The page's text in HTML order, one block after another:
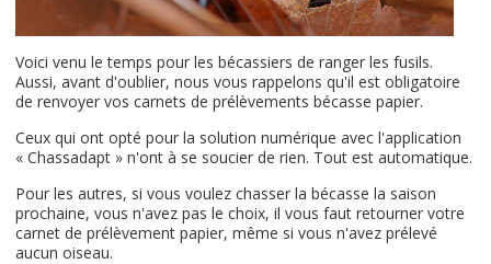
Voici venu le temps pour les bécassiers de ranger les fusils.
Aussi, avant d'oublier, nous vous rappelons qu'il est obligatoire
de renvoyer vos carnets de prélèvements bécasse papier.
Ceux qui ont opté pour la solution numérique avec l'application
« Chassadapt » n'ont à se soucier de rien. Tout est automatique.
Pour les autres, si vous voulez chasser la bécasse la saison
prochaine, vous n'avez pas le choix, il vous faut retourner votre
carnet de prélèvement papier, même si vous n'avez prélevé
aucun oiseau.